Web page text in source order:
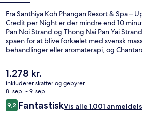
Up
to
THB
2,000
Credit
per
Night
Fra Santhiya Koh Phangan Resort & Spa –
Credit per Night er der mindre end 10
Pan Noi Strand og Thong Nai Pan Yai
spaen for at blive forkælet med svensk
behandlinger eller aromaterapi, og
højdepunkter på dette resort med
udendørs pools, en strandbar og et
godt at sige om stedets hjælpsomme
Den
nuværende
pris
er
1.278 kr.
1.278 kr.
inkluderer skatter og gebyrer
8. sep. - 9. sep.
Anmeldelser
9,29,2 ud af 10.
FantastiskVis alle 1.001